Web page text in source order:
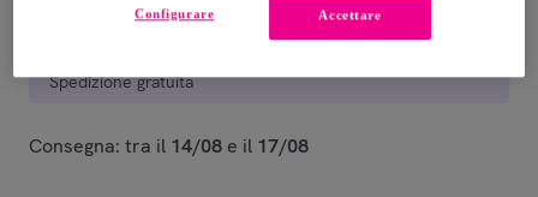
Consegna
Spedizione gratuita
Consegna: tra il 14/08 e il 17/08
Accettare
Configurare